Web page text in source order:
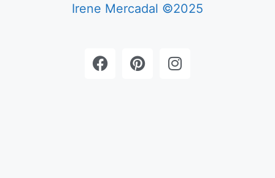
Irene Mercadal ©2025